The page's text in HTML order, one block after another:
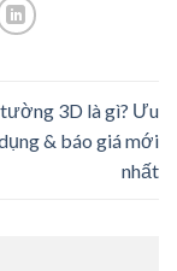
3D là gì? Ưu
& báo giá mới
nhất